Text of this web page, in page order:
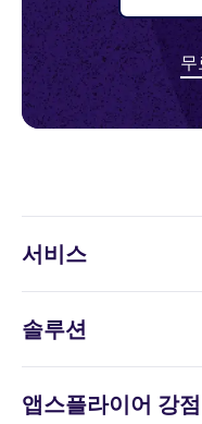
플랫폼 및 캠페인에
외 케이스를 처리하
•앱스플라이어는 예
Advanced Privacy)
•앱스플라이어에서
이터를 유연하게 설
무
서비스
솔루션
앱스플라이어 강점